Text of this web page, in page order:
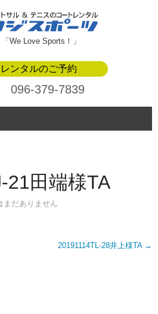
We Love Sports！」
ンタルのご予約
096-379-7839
21田端様TA
まだありません
20191114TL-28井上様TA →